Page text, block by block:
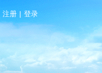
注册 | 登录